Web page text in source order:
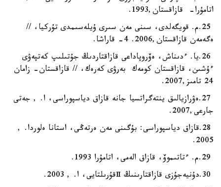
اتامۇرا- قازاقستان,1993.
25.م. قويگەلدى، سىنى مەن سىرى ۇيلەسىمدى تۇركيا، //
ەگەمەن قازاقستان,2006. 4- قاراشا.
26.يا. ءدىناش، ەۆروپاداعى قازاقتاردىڭ جۇتىلىپ كەتپەۋى
ءۇشىن، قازاقستان كومەك بەرۋى كەرەك، // قازاقستان- زامان
24 تامىز,2007.
27.ەۋرازيالىق ينتەگراتسيا جانە قازاق دياسپوراسى، ا. , جەتى
جارعى,2007.
28.قازاق دياسپوراسى: بۇگىنى مەن ەرتەڭى، استانا ەلوردا. ,
2005.